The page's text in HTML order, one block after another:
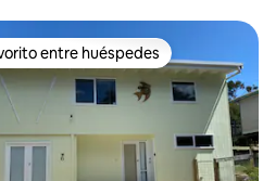
entre huéspedes preferido
entre huéspedes